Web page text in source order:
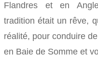
Flandres et en
tradition était un rêve,
réalité, pour conduire
en Baie de Somme et